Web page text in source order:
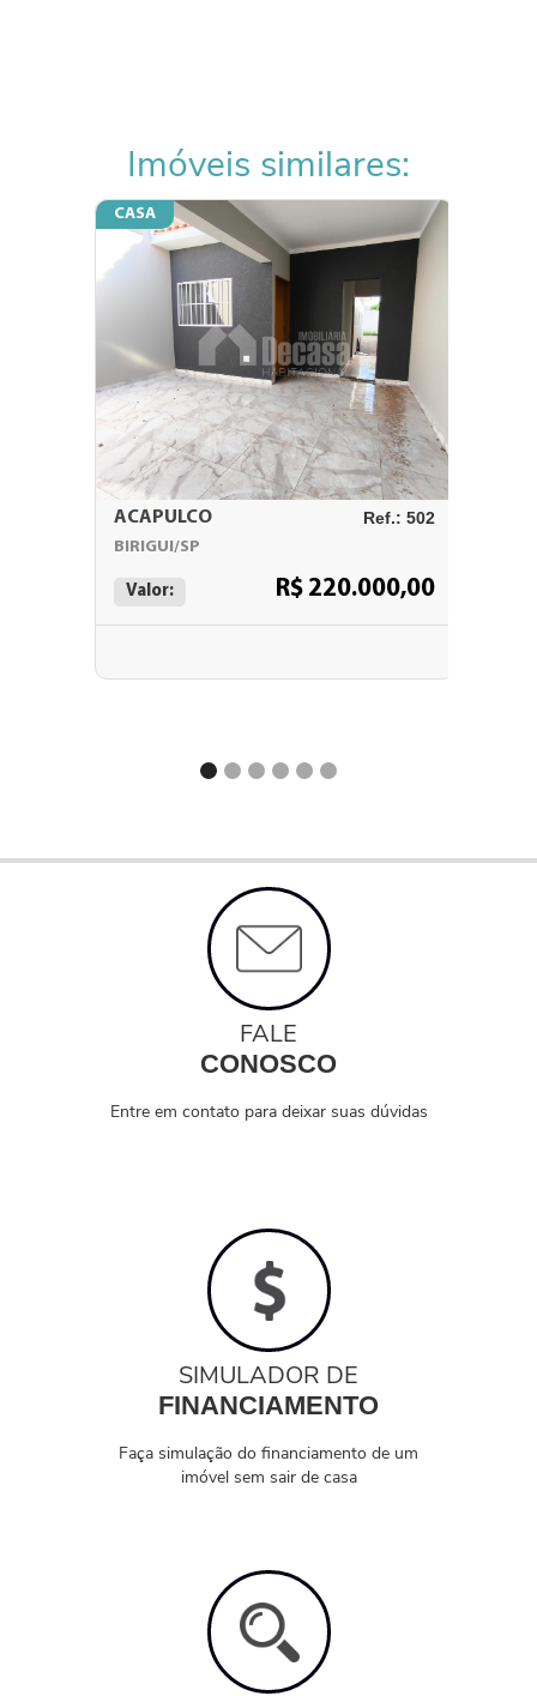
Imóveis similares:
CASA
ACAPULCO Ref.: 502
BIRIGUI/SP
Valor: R$ 220.000,00
FALE
CONOSCO
Entre em contato para deixar suas dúvidas
SIMULADOR DE
FINANCIAMENTO
Faça simulação do financiamento de um
imóvel sem sair de casa